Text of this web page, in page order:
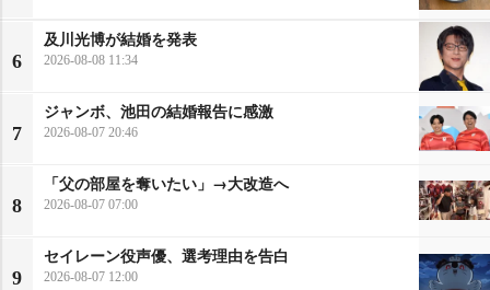
6
及川光博が結婚を発表
2026-08-08 11:34
7
ジャンボ、池田の結婚報告に感激
2026-08-07 20:46
8
「父の部屋を奪いたい」→大改造へ
2026-08-07 07:00
9
セイレーン役声優、選考理由を告白
2026-08-07 12:00